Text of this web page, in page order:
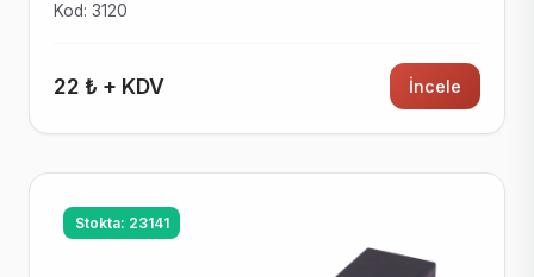
Kod: 3120
22 ₺ + KDV İncele
Stokta: 23141